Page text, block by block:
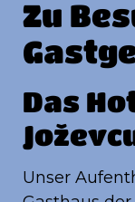
Zu
Das
Unser